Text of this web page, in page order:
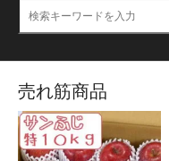
売れ筋商品